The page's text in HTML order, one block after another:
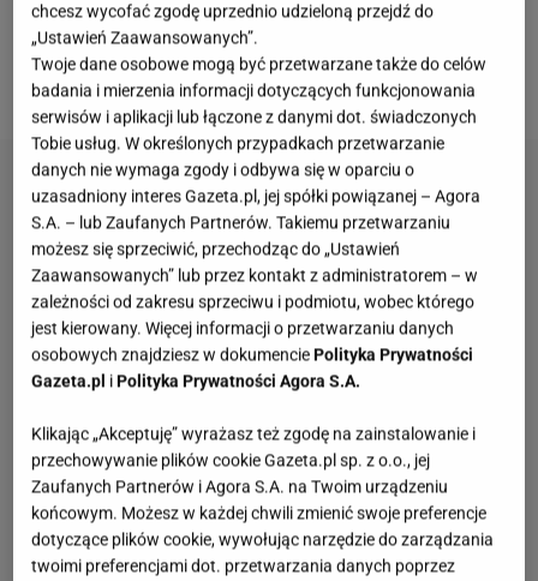
Wiemy, że za spełnieniem życiowym Kazika stoi nie
tylko rzesza fanów, ale przede wszystkim rodzina.
Muzyk wiele jej zawdzięcza.
chcesz wycofać zgodę uprzednio udzieloną przejdź do
„Ustawień Zaawansowanych”.
Twoje dane osobowe mogą być przetwarzane także do celów
badania i mierzenia informacji dotyczących funkcjonowania
serwisów i aplikacji lub łączone z danymi dot. świadczonych
Tobie usług. W określonych przypadkach przetwarzanie
danych nie wymaga zgody i odbywa się w oparciu o
uzasadniony interes Gazeta.pl, jej spółki powiązanej – Agora
S.A. – lub Zaufanych Partnerów. Takiemu przetwarzaniu
możesz się sprzeciwić, przechodząc do „Ustawień
Zaawansowanych” lub przez kontakt z administratorem – w
zależności od zakresu sprzeciwu i podmiotu, wobec którego
jest kierowany. Więcej informacji o przetwarzaniu danych
osobowych znajdziesz w dokumenciePolityka Prywatności
Gazeta.pl iPolityka Prywatności Agora S.A.
Klikając „Akceptuję” wyrażasz też zgodę na zainstalowanie i
przechowywanie plików cookie Gazeta.pl sp. z o.o., jej
Zaufanych Partnerów i Agora S.A. na Twoim urządzeniu
końcowym. Możesz w każdej chwili zmienić swoje preferencje
dotyczące plików cookie, wywołując narzędzie do zarządzania
twoimi preferencjami dot. przetwarzania danych poprzez